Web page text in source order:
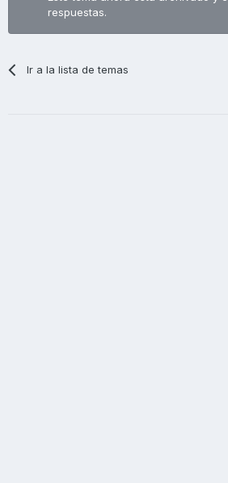
respuestas.
Ir a la lista de temas